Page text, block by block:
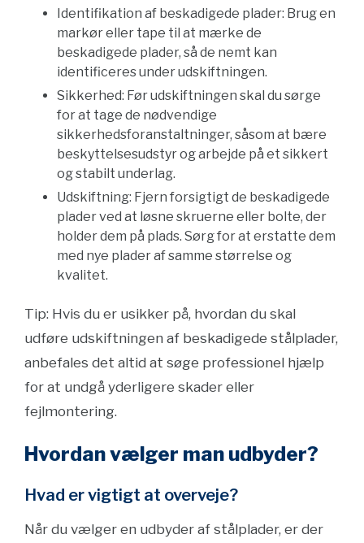
Identifikation af beskadigede plader: Brug en
markør eller tape til at mærke de
beskadigede plader, så de nemt kan
identificeres under udskiftningen.
Sikkerhed: Før udskiftningen skal du sørge
for at tage de nødvendige
sikkerhedsforanstaltninger, såsom at bære
beskyttelsesudstyr og arbejde på et sikkert
og stabilt underlag.
Udskiftning: Fjern forsigtigt de beskadigede
plader ved at løsne skruerne eller bolte, der
holder dem på plads. Sørg for at erstatte dem
med nye plader af samme størrelse og
kvalitet.
Tip: Hvis du er usikker på, hvordan du skal
udføre udskiftningen af beskadigede stålplader,
anbefales det altid at søge professionel hjælp
for at undgå yderligere skader eller
fejlmontering.
Hvordan vælger man udbyder?
Hvad er vigtigt at overveje?
Når du vælger en udbyder af stålplader, er der